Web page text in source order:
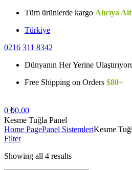
Tüm ürünlerde kargo Alıcıya
Türkiye
0216 311 8342
Dünyanın Her Yerine
Free Shipping on Orders $80+
0 ₺0,00
Kesme Tuğla Panel
Home PagePanel SistemleriKesme
Filter
Showing all 4 results